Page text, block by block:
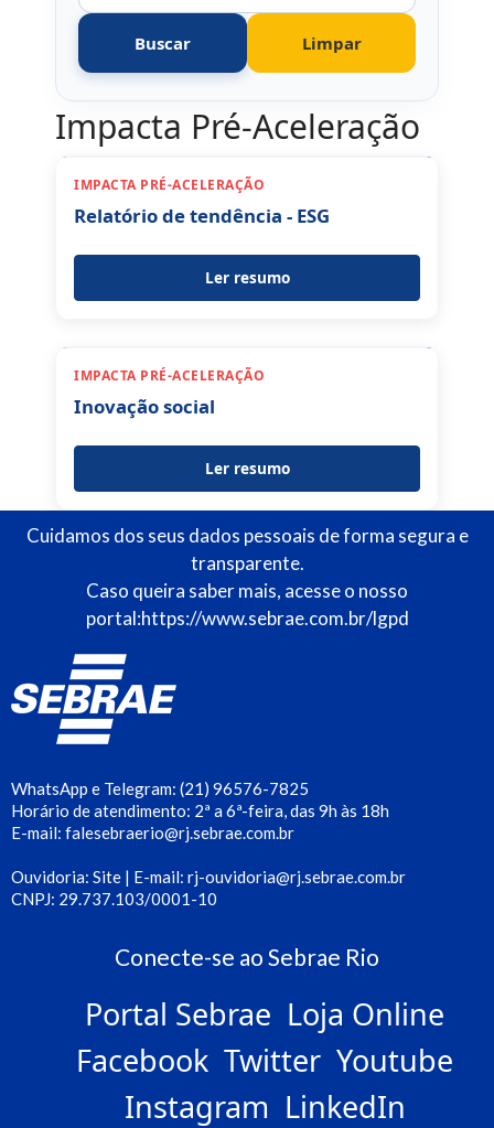
Buscar Limpar
Impacta Pré-Aceleração
IMPACTA PRÉ-ACELERAÇÃO
Relatório de tendência - ESG
Ler resumo
IMPACTA PRÉ-ACELERAÇÃO
Inovação social
Ler resumo
Cuidamos dos seus dados pessoais de forma segura e
transparente.
Caso queira saber mais, acesse o nosso
portal:https://www.sebrae.com.br/lgpd
WhatsApp e Telegram: (21) 96576-7825
Horário de atendimento: 2ª a 6ª-feira, das 9h às 18h
E-mail: falesebraerio@rj.sebrae.com.br
Ouvidoria: Site | E-mail: rj-ouvidoria@rj.sebrae.com.br
CNPJ: 29.737.103/0001-10
Conecte-se ao Sebrae Rio
Portal Sebrae Loja Online
Facebook Twitter Youtube
Instagram LinkedIn